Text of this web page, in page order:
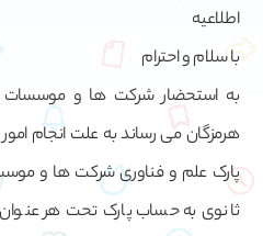
اطلاعیه
با سلام و احترام
به استحضار شرکت ها و موسسات
هرمزگان می رساند به علت انجام
پارک علم و فناوری شرکت ها و
ثانوی به حساب پارک تحت هر عنوان